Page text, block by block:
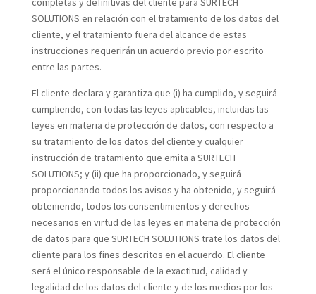
SOLUTIONS en relación con el tratamiento de los datos del
cliente, y el tratamiento fuera del alcance de estas
instrucciones requerirán un acuerdo previo por escrito
entre las partes.
El cliente declara y garantiza que (i) ha cumplido, y seguirá
cumpliendo, con todas las leyes aplicables, incluidas las
leyes en materia de protección de datos, con respecto a
su tratamiento de los datos del cliente y cualquier
instrucción de tratamiento que emita a SURTECH
SOLUTIONS; y (ii) que ha proporcionado, y seguirá
proporcionando todos los avisos y ha obtenido, y seguirá
obteniendo, todos los consentimientos y derechos
necesarios en virtud de las leyes en materia de protección
de datos para que SURTECH SOLUTIONS trate los datos del
cliente para los fines descritos en el acuerdo. El cliente
será el único responsable de la exactitud, calidad y
legalidad de los datos del cliente y de los medios por los